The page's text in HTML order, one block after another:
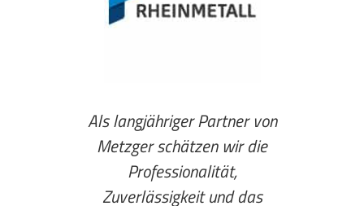
Als langjähriger Partner von
Metzger schätzen wir die
Professionalität,
Zuverlässigkeit und das